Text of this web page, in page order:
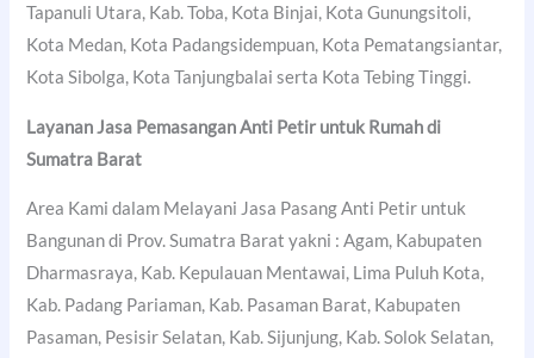
Tapanuli Utara, Kab. Toba, Kota Binjai, Kota Gunungsitoli,
Kota Medan, Kota Padangsidempuan, Kota Pematangsiantar,
Kota Sibolga, Kota Tanjungbalai serta Kota Tebing Tinggi.
Layanan Jasa Pemasangan Anti Petir untuk Rumah di
Sumatra Barat
Area Kami dalam Melayani Jasa Pasang Anti Petir untuk
Bangunan di Prov. Sumatra Barat yakni : Agam, Kabupaten
Dharmasraya, Kab. Kepulauan Mentawai, Lima Puluh Kota,
Kab. Padang Pariaman, Kab. Pasaman Barat, Kabupaten
Pasaman, Pesisir Selatan, Kab. Sijunjung, Kab. Solok Selatan,